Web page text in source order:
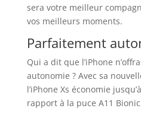
sera votre meilleur
vos meilleurs moments.
Parfaitement
Qui a dit que l’iPhone
autonomie ? Avec sa
l’iPhone Xs économie
rapport à la puce A11